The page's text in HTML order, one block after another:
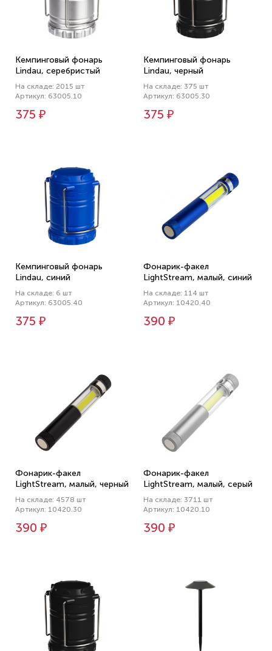
Кемпинговый фонарь
Lindau, серебристый
На складе: 2015 шт
Артикул: 63005.10
375 ₽
Кемпинговый фонарь
Lindau, черный
На складе: 375 шт
Артикул: 63005.30
375 ₽
Кемпинговый фонарь
Lindau, синий
На складе: 6 шт
Артикул: 63005.40
375 ₽
Фонарик-факел
LightStream, малый, синий
На складе: 114 шт
Артикул: 10420.40
390 ₽
Фонарик-факел
LightStream, малый, черный
На складе: 4578 шт
Артикул: 10420.30
390 ₽
Фонарик-факел
LightStream, малый, серый
На складе: 3711 шт
Артикул: 10420.10
390 ₽